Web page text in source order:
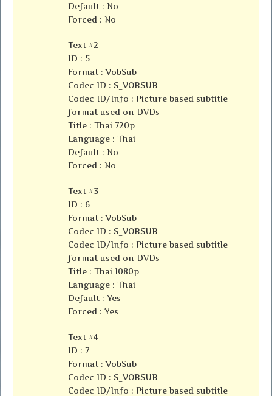
Default : No
Forced : No
Text #2
ID : 5
Format : VobSub
Codec ID : S_VOBSUB
Codec ID/Info : Picture based subtitle
format used on DVDs
Title : Thai 720p
Language : Thai
Default : No
Forced : No
Text #3
ID : 6
Format : VobSub
Codec ID : S_VOBSUB
Codec ID/Info : Picture based subtitle
format used on DVDs
Title : Thai 1080p
Language : Thai
Default : Yes
Forced : Yes
Text #4
ID : 7
Format : VobSub
Codec ID : S_VOBSUB
Codec ID/Info : Picture based subtitle